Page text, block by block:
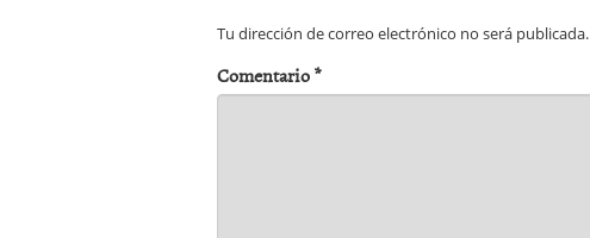
Tu dirección de correo electrónico no será publicada.
Comentario*